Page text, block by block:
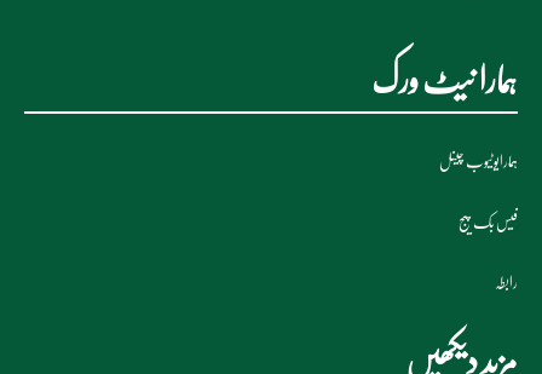
ہمارا نیٹ ورک
ہمارایوٹیوب چینل
فیس بک پیج
رابطہ
مزید دیکھیں